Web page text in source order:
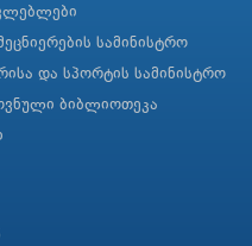
სამინისტრო
და სპორტის სამინისტრო
ბიბლიოთეკა